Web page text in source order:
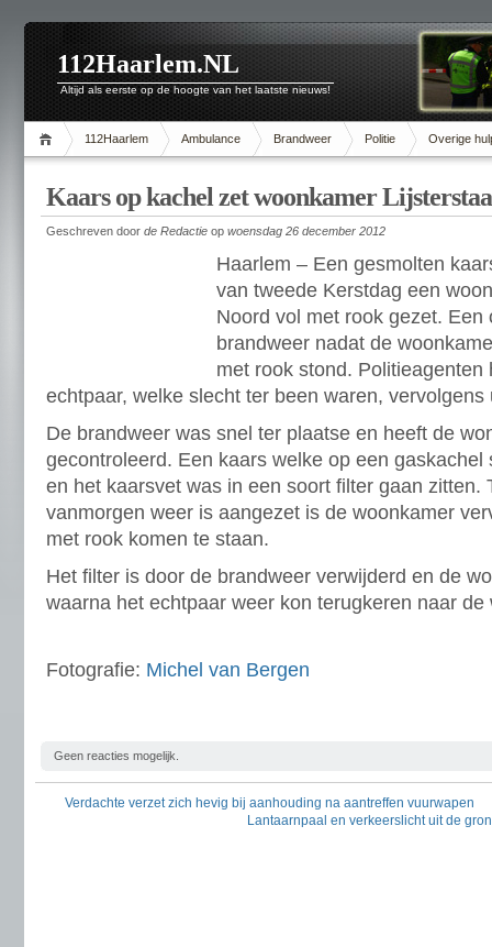
112Haarlem.NL
Altijd als eerste op de hoogte van het laatste nieuws!
112Haarlem Ambulance Brandweer Politie Overige
Kaars op kachel zet woonkamer
Geschreven door de Redactie op woensdag 26 december 2012
Haarlem – Een gesmolten
van tweede Kerstdag een
Noord vol met rook gezet.
brandweer nadat de
met rook stond. Politieagenten
echtpaar, welke slecht ter been waren,
De brandweer was snel ter plaatse en heeft de
gecontroleerd. Een kaars welke op een gaskachel
en het kaarsvet was in een soort filter gaan zitten.
vanmorgen weer is aangezet is de woonkamer
met rook komen te staan.
Het filter is door de brandweer verwijderd en de
waarna het echtpaar weer kon terugkeren naar de
Fotografie: Michel van Bergen
Geen reacties mogelijk.
Verdachte verzet zich hevig bij aanhouding na aantreffen vuurwapen
Lantaarnpaal en verkeerslicht uit de